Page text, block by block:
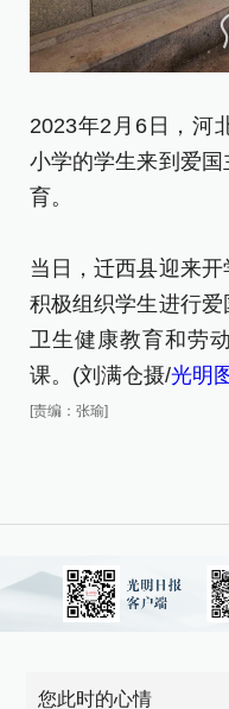
2023年2月6日，河
小学的学生来到爱
育。
当日，迁西县迎来开
积极组织学生进行爱
卫生健康教育和劳
课。(刘满仓摄/光明
[责编：张瑜]
您此时的心情